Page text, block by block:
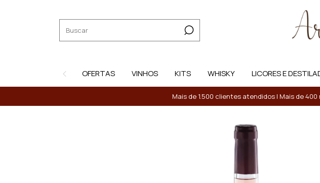
OFERTAS VINHOS KITS WHISKY LICORES E
Mais de 1.500 clientes atendidos | Mais de